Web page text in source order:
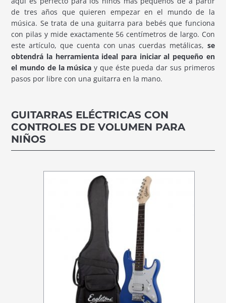
de tres años que quieren empezar en el mundo de la
música. Se trata de una guitarra para bebés que funciona
con pilas y mide exactamente 56 centímetros de largo. Con
este artículo, que cuenta con unas cuerdas metálicas, se
obtendrá la herramienta ideal para iniciar al pequeño en
el mundo de la música y que éste pueda dar sus primeros
pasos por libre con una guitarra en la mano.
GUITARRAS ELÉCTRICAS CON
CONTROLES DE VOLUMEN PARA
NIÑOS